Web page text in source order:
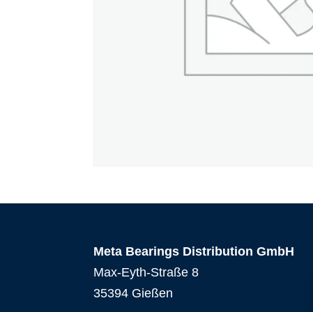
Meta Bearings Distribution GmbH
Max-Eyth-Straße 8
35394 Gießen